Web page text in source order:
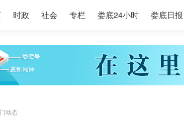
时政 社会 专栏 娄底24小时 娄底日报
动态